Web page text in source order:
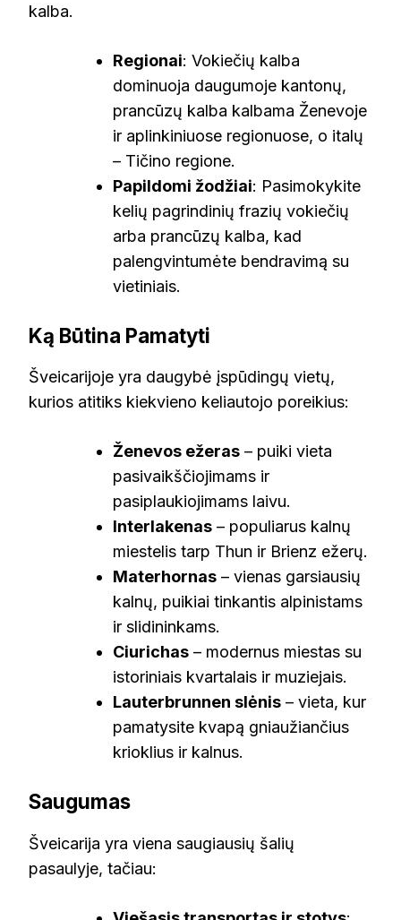
kalba.
Regionai: Vokiečių kalba
dominuoja daugumoje kantonų,
prancūzų kalba kalbama Ženevoje
ir aplinkiniuose regionuose, o italų
– Tičino regione.
Papildomi žodžiai: Pasimokykite
kelių pagrindinių frazių vokiečių
arba prancūzų kalba, kad
palengvintumėte bendravimą su
vietiniais.
Ką Būtina Pamatyti
Šveicarijoje yra daugybė įspūdingų vietų,
kurios atitiks kiekvieno keliautojo poreikius:
Ženevos ežeras – puiki vieta
pasivaikščiojimams ir
pasiplaukiojimams laivu.
Interlakenas – populiarus kalnų
miestelis tarp Thun ir Brienz ežerų.
Materhornas – vienas garsiausių
kalnų, puikiai tinkantis alpinistams
ir slidininkams.
Ciurichas – modernus miestas su
istoriniais kvartalais ir muziejais.
Lauterbrunnen slėnis – vieta, kur
pamatysite kvapą gniaužiančius
krioklius ir kalnus.
Saugumas
Šveicarija yra viena saugiausių šalių
pasaulyje, tačiau: